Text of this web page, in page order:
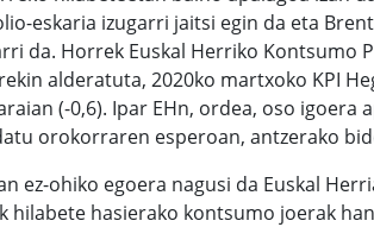
eskaria izugarri jaitsi egin da eta
da. Horrek Euskal Herriko Kontsumo
alderatuta, 2020ko martxoko KPI
(-0,6). Ipar EHn, ordea, oso igoera
orokorraren esperoan, antzerako
ez-ohiko egoera nagusi da Euskal
hilabete hasierako kontsumo joerak